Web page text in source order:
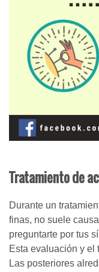
Tratamiento de
Durante un
finas, no suele
preguntarte por tus
Esta evaluación y el
Las posteriores